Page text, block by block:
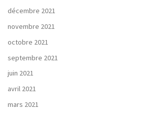
décembre 2021
novembre 2021
octobre 2021
septembre 2021
juin 2021
avril 2021
mars 2021